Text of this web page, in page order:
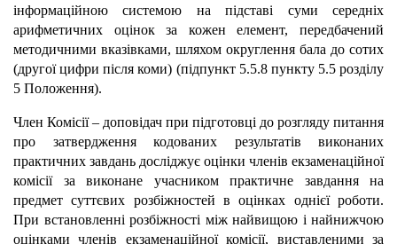
інформаційною системою на підставі суми середніх
арифметичних оцінок за кожен елемент, передбачений
методичними вказівками, шляхом округлення бала до сотих
(другої цифри після коми) (підпункт 5.5.8 пункту 5.5 розділу
5 Положення).
Член Комісії – доповідач при підготовці до розгляду питання
про затвердження кодованих результатів виконаних
практичних завдань досліджує оцінки членів екзаменаційної
комісії за виконане учасником практичне завдання на
предмет суттєвих розбіжностей в оцінках однієї роботи.
При встановленні розбіжності між найвищою і найнижчою
оцінками членів екзаменаційної комісії, виставленими за